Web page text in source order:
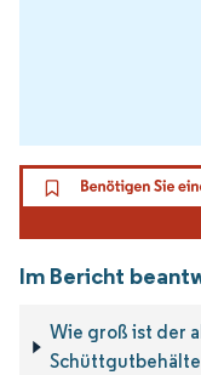
Im Bericht
Wie groß ist der